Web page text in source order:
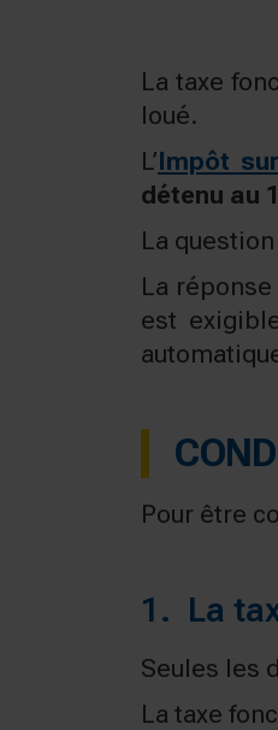
La taxe
loué.
L’Impôt
détenu au
La
La réponse
est
Pour être
1. La
Seules les
La taxe